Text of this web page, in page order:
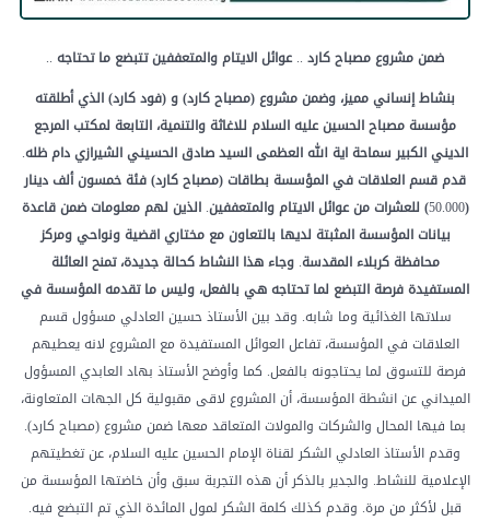
ضمنمشروعمصباحكارد ..عوائلالايتاموالمتعففينتتبضع ما تحتاجه ..
بنشاطإنسانيمميز،وضمنمشروع(مصباحكارد)و (فودكارد)الذيأطلقته
مؤسسةمصباحالحسينعليهالسلام للاغاثةوالتنمية،التابعة لمكتبالمرجع
الدينيالكبير سماحةايةاللهالعظمىالسيدصادقالحسينيالشيرازيدامظله.
قدمقسمالعلاقاتفيالمؤسسة بطاقات(مصباحكارد)فئةخمسونألفدينار
(
50.000
) للعشرات من عوائل الايتام والمتعففين.الذين لهم معلومات ضمن قاعدة
بيانات المؤسسة المثبتة لديها بالتعاون مع مختاري اقضية ونواحي ومركز
محافظة كربلاء المقدسة.وجاء هذا النشاط كحالة جديدة، تمنح العائلة
المستفيدةفرصةالتبضع لما تحتاجههي بالفعل،وليسما تقدمهالمؤسسةفي
سلاتها الغذائية وما شابه. وقد بين الأستاذ حسين العادلي مسؤول قسم
العلاقات في المؤسسة، تفاعل العوائل المستفيدة مع المشروع لانه يعطيهم
فرصة للتسوق لما يحتاجونه بالفعل. كما وأوضح الأستاذ بهاد العابدي المسؤول
الميداني عن انشطة المؤسسة، أن المشروع لاقى مقبولية كل الجهات المتعاونة،
بما فيها المحال والشركات والمولات المتعاقد معها ضمن مشروع (مصباح كارد).
وقدم الأستاذ العادلي الشكر لقناة الإمام الحسين عليه السلام، عن تغطيتهم
الإعلامية للنشاط. والجدير بالذكر أن هذه التجربة سبق وأن خاضتها المؤسسة من
قبل لأكثر من مرة. وقدم كذلك كلمة الشكر لمول المائدة الذي تم التبضع فيه.